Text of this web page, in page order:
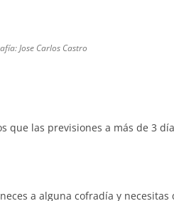
Jose Carlos Castro
que las previsiones a más de 3
a alguna cofradía y